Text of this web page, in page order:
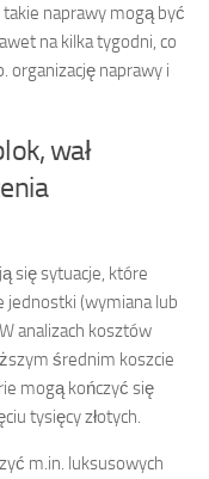
takie naprawy mogą być
na kilka tygodni, co
organizację naprawy i
wał
się sytuacje, które
jednostki (wymiana lub
analizach kosztów
średnim koszcie
mogą kończyć się
tysięcy złotych.
m.in. luksusowych